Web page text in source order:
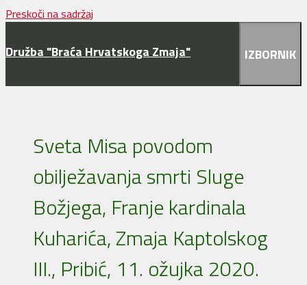
Preskoči na sadržaj
Družba "Braća Hrvatskoga Zmaja" IZBORNIK
Sveta Misa povodom
obilježavanja smrti Sluge
Božjega, Franje kardinala
Kuharića, Zmaja Kaptolskog
III., Pribić, 11. ožujka 2020.